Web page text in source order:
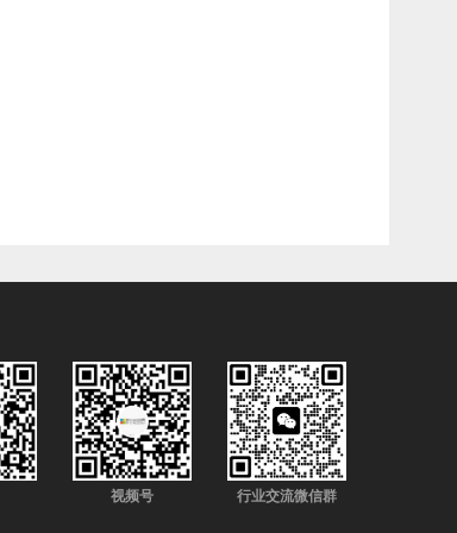
视频号 行业交流微信群